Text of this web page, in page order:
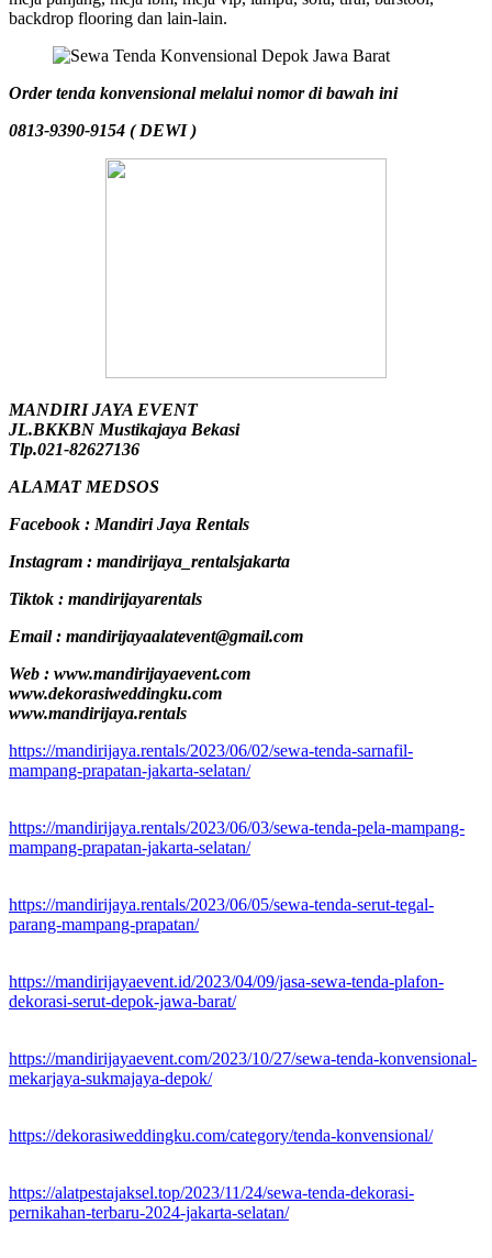
backdrop flooring dan lain-lain.
Order tenda konvensional melalui nomor di bawah ini
0813-9390-9154 ( DEWI )
MANDIRI JAYA EVENT
JL.BKKBN Mustikajaya Bekasi
Tlp.021-82627136
ALAMAT MEDSOS
Facebook : Mandiri Jaya Rentals
Instagram : mandirijaya_rentalsjakarta
Tiktok : mandirijayarentals
Email : mandirijayaalatevent@gmail.com
Web : www.mandirijayaevent.com
www.dekorasiweddingku.com
www.mandirijaya.rentals
https://mandirijaya.rentals/2023/06/02/sewa-tenda-sarnafil-
mampang-prapatan-jakarta-selatan/
https://mandirijaya.rentals/2023/06/03/sewa-tenda-pela-mampang-
mampang-prapatan-jakarta-selatan/
https://mandirijaya.rentals/2023/06/05/sewa-tenda-serut-tegal-
parang-mampang-prapatan/
https://mandirijayaevent.id/2023/04/09/jasa-sewa-tenda-plafon-
dekorasi-serut-depok-jawa-barat/
https://mandirijayaevent.com/2023/10/27/sewa-tenda-konvensional-
mekarjaya-sukmajaya-depok/
https://dekorasiweddingku.com/category/tenda-konvensional/
https://alatpestajaksel.top/2023/11/24/sewa-tenda-dekorasi-
pernikahan-terbaru-2024-jakarta-selatan/